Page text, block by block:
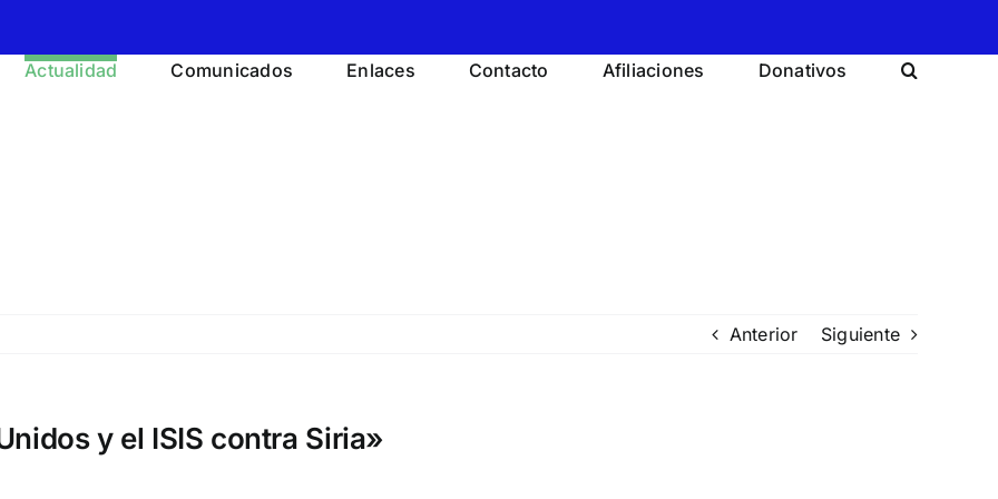
Actualidad Comunicados Enlaces Contacto Afiliaciones Donativos
Anterior Siguiente
y el ISIS contra Siria»